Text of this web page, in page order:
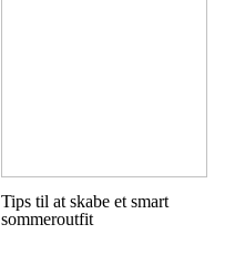
Tips til at skabe et smart
sommeroutfit